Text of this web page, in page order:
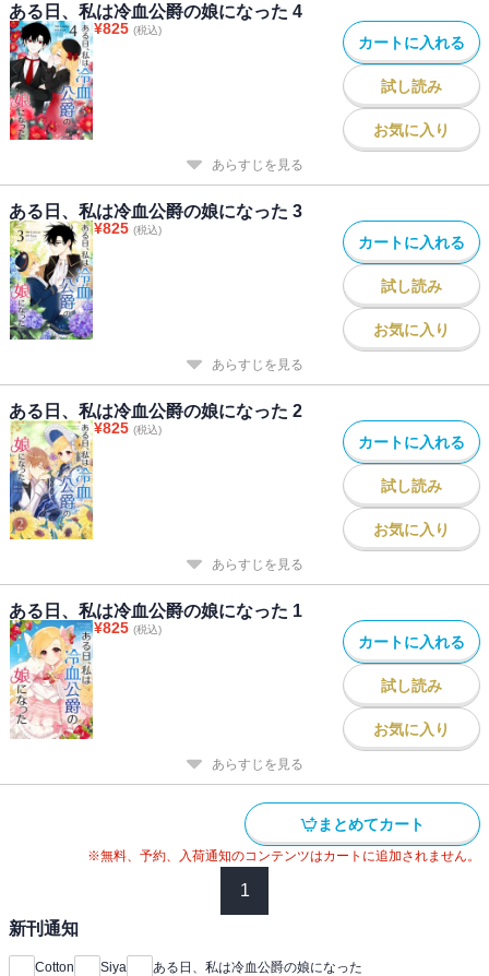
ある日、私は冷血公爵の娘になった 4
¥825 (税込)
カートに入れる
試し読み
お気に入り
あらすじを見る
ある日、私は冷血公爵の娘になった 3
¥825 (税込)
カートに入れる
試し読み
お気に入り
あらすじを見る
ある日、私は冷血公爵の娘になった 2
¥825 (税込)
カートに入れる
試し読み
お気に入り
あらすじを見る
ある日、私は冷血公爵の娘になった 1
¥825 (税込)
カートに入れる
試し読み
お気に入り
あらすじを見る
まとめてカート
※無料、予約、入荷通知のコンテンツはカートに追加されません。
1
新刊通知
Cotton Siya ある日、私は冷血公爵の娘になった